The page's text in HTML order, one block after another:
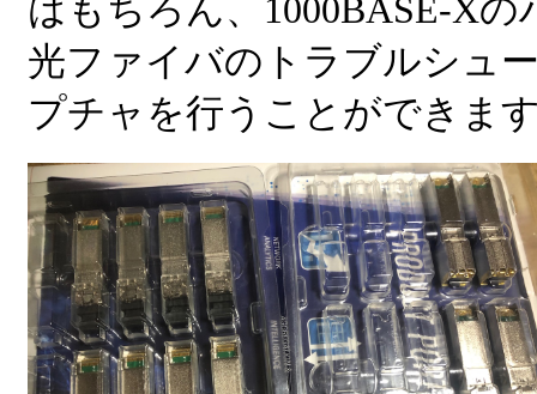
はもちろん、1000BASE-X
光ファイバのトラブルシュ
プチャを行うことができま